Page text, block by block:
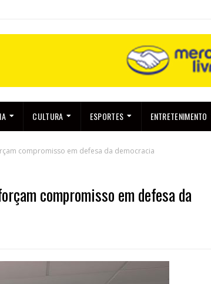
CULTURA ESPORTES ENTRETENIMENTO
compromisso em defesa da democracia
compromisso em defesa da